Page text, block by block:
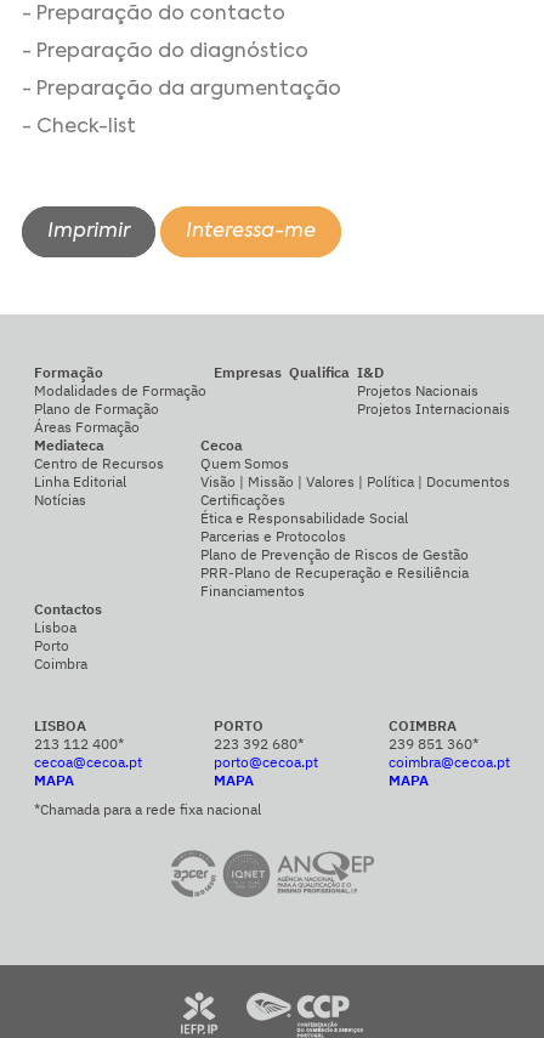
- Preparação do contacto
- Preparação do diagnóstico
- Preparação da argumentação
- Check-list
Imprimir Interessa-me
Formação
Modalidades de Formação
Plano de Formação
Áreas Formação
Empresas Qualifica I&D
Projetos Nacionais
Projetos Internacionais
Mediateca
Centro de Recursos
Linha Editorial
Notícias
Cecoa
Quem Somos
Visão | Missão | Valores | Política | Documentos
Certificações
Ética e Responsabilidade Social
Parcerias e Protocolos
Plano de Prevenção de Riscos de Gestão
PRR-Plano de Recuperação e Resiliência
Financiamentos
Contactos
Lisboa
Porto
Coimbra
LISBOA
213 112 400*
cecoa@cecoa.pt
MAPA
PORTO
223 392 680*
porto@cecoa.pt
MAPA
COIMBRA
239 851 360*
coimbra@cecoa.pt
MAPA
*Chamada para a rede fixa nacional